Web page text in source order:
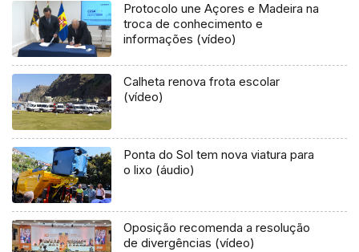
Protocolo une Açores e Madeira na
troca de conhecimento e
informações (vídeo)
Calheta renova frota escolar
(vídeo)
Ponta do Sol tem nova viatura para
o lixo (áudio)
Oposição recomenda a resolução
de divergências (vídeo)